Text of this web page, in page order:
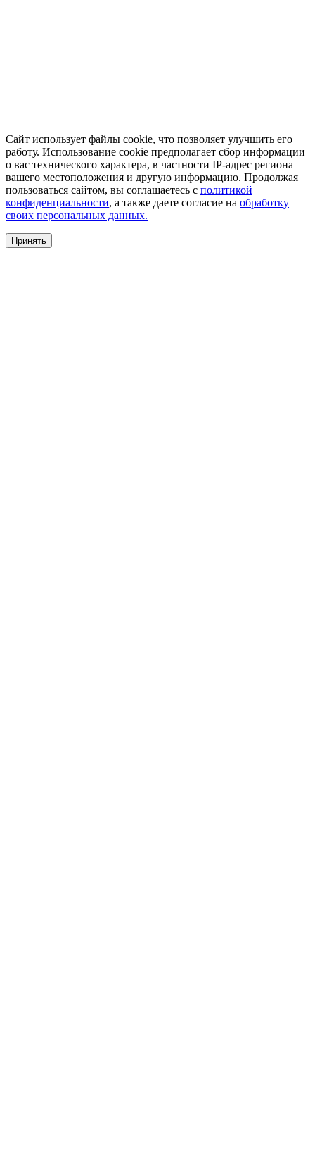
Сайт использует файлы cookie, что позволяет улучшить его
работу. Использование cookie предполагает сбор информации
о вас технического характера, в частности IP-адрес региона
вашего местоположения и другую информацию. Продолжая
пользоваться сайтом, вы соглашаетесь с политикой
конфиденциальности, а также даете согласие на обработку
своих персональных данных.
Принять